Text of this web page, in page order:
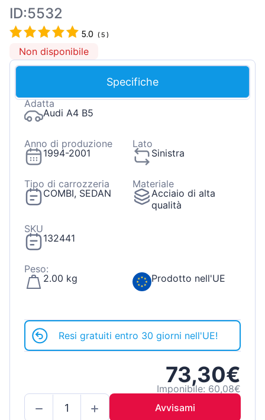
ID:5532
5.0 (5 )
Non disponibile
Specifiche
Adatta
Audi A4 B5
Anno di produzione
1994-2001
Lato
Sinistra
Tipo di carrozzeria
COMBI, SEDAN
Materiale
Acciaio di alta
qualità
SKU
132441
Peso:
2.00 kg
Prodotto nell'UE
Resi gratuiti entro 30 giorni nell'UE!
73,30€
Imponibile: 60,08€
Avvisami